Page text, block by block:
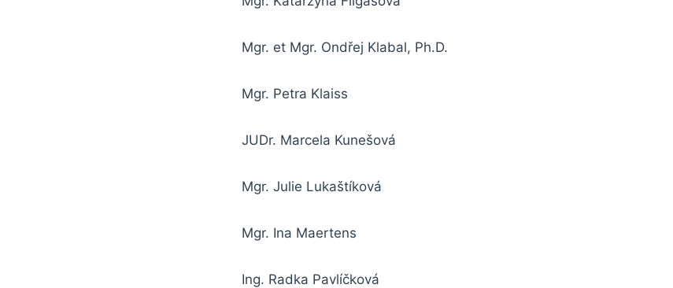
Mgr. et Mgr. Ondřej Klabal, Ph.D.
Mgr. Petra Klaiss
JUDr. Marcela Kunešová
Mgr. Julie Lukaštíková
Mgr. Ina Maertens
Ing. Radka Pavlíčková